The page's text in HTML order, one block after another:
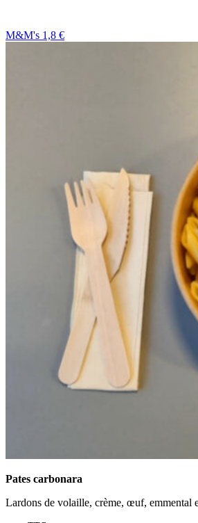
M&M's 1,8 €
Pates carbonara
Lardons de volaille, crème, œuf, emmental